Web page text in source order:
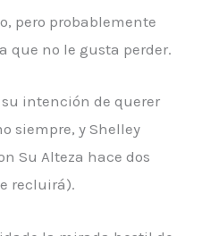
pero probablemente
que no le gusta perder.
intención de querer
siempre, y Shelley
Su Alteza hace dos
recluirá).